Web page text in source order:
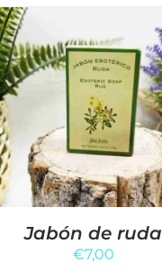
Jabón de ruda
€7,00